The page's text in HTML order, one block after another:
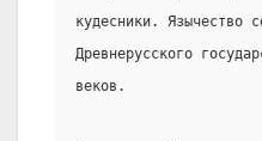
кудесники. Язычество
Древнерусского
веков.